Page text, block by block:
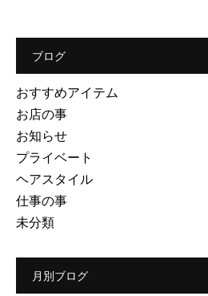
ブログ
おすすめアイテム
お店の事
お知らせ
プライベート
ヘアスタイル
仕事の事
未分類
月別ブログ